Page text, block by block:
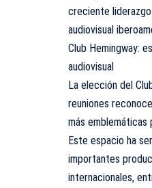
creciente
audiovisual
Club Hemingway:
audiovisual
La elección del
reuniones
más emblemáticas
Este espacio ha
importantes
internacionales,